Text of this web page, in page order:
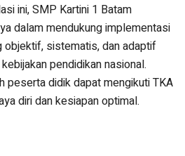
ini, SMP Kartini 1 Batam
dalam mendukung implementasi
objektif, sistematis, dan adaptif
pendidikan nasional.
peserta didik dapat mengikuti TKA
diri dan kesiapan optimal.